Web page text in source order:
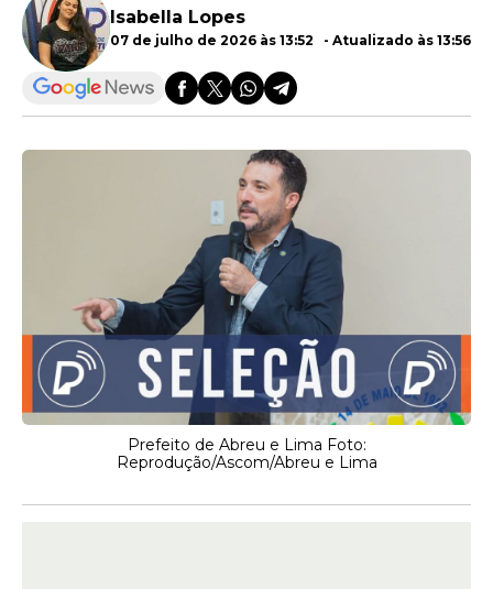
Isabella Lopes
07 de julho de 2026 às 13:52 - Atualizado às 13:56
Prefeito de Abreu e Lima Foto:
Reprodução/Ascom/Abreu e Lima